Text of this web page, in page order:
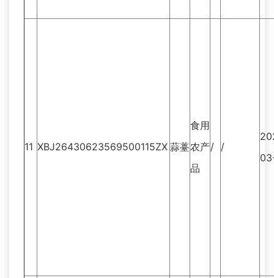
11 XBJ26430623569500115ZX 蒜薹
食用
农产
品
/ /